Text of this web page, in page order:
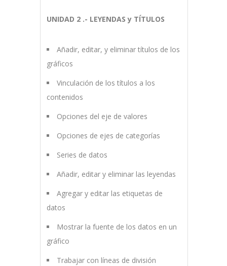
UNIDAD 2 .- LEYENDAS y TÍTULOS
Añadir, editar, y eliminar títulos de los
gráficos
Vinculación de los títulos a los
contenidos
Opciones del eje de valores
Opciones de ejes de categorías
Series de datos
Añadir, editar y eliminar las leyendas
Agregar y editar las etiquetas de
datos
Mostrar la fuente de los datos en un
gráfico
Trabajar con líneas de división